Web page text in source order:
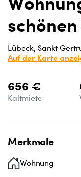
Lübeck, Sankt
Auf der Karte
656 €
Kaltmiete
Merkmale
Wohnung